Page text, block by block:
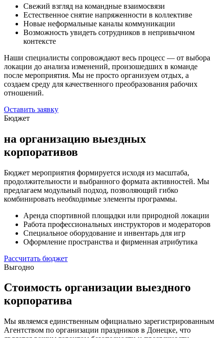
Свежий взгляд на командные взаимосвязи
Естественное снятие напряженности в коллективе
Новые неформальные каналы коммуникации
Возможность увидеть сотрудников в непривычном
контексте
Наши специалисты сопровождают весь процесс — от выбора
локации до анализа изменений, произошедших в команде
после мероприятия. Мы не просто организуем отдых, а
создаем среду для качественного преобразования рабочих
отношений.
Оставить заявку
Бюджет
на организацию выездных
корпоративов
Бюджет мероприятия формируется исходя из масштаба,
продолжительности и выбранного формата активностей. Мы
предлагаем модульный подход, позволяющий гибко
комбинировать необходимые элементы программы.
Аренда спортивной площадки или природной локации
Работа профессиональных инструкторов и модераторов
Специальное оборудование и инвентарь для игр
Оформление пространства и фирменная атрибутика
Рассчитать бюджет
Выгодно
Стоимость организации выездного
корпоратива
Мы являемся единственным официально зарегистрированным
Агентством по организации праздников в Донецке, что